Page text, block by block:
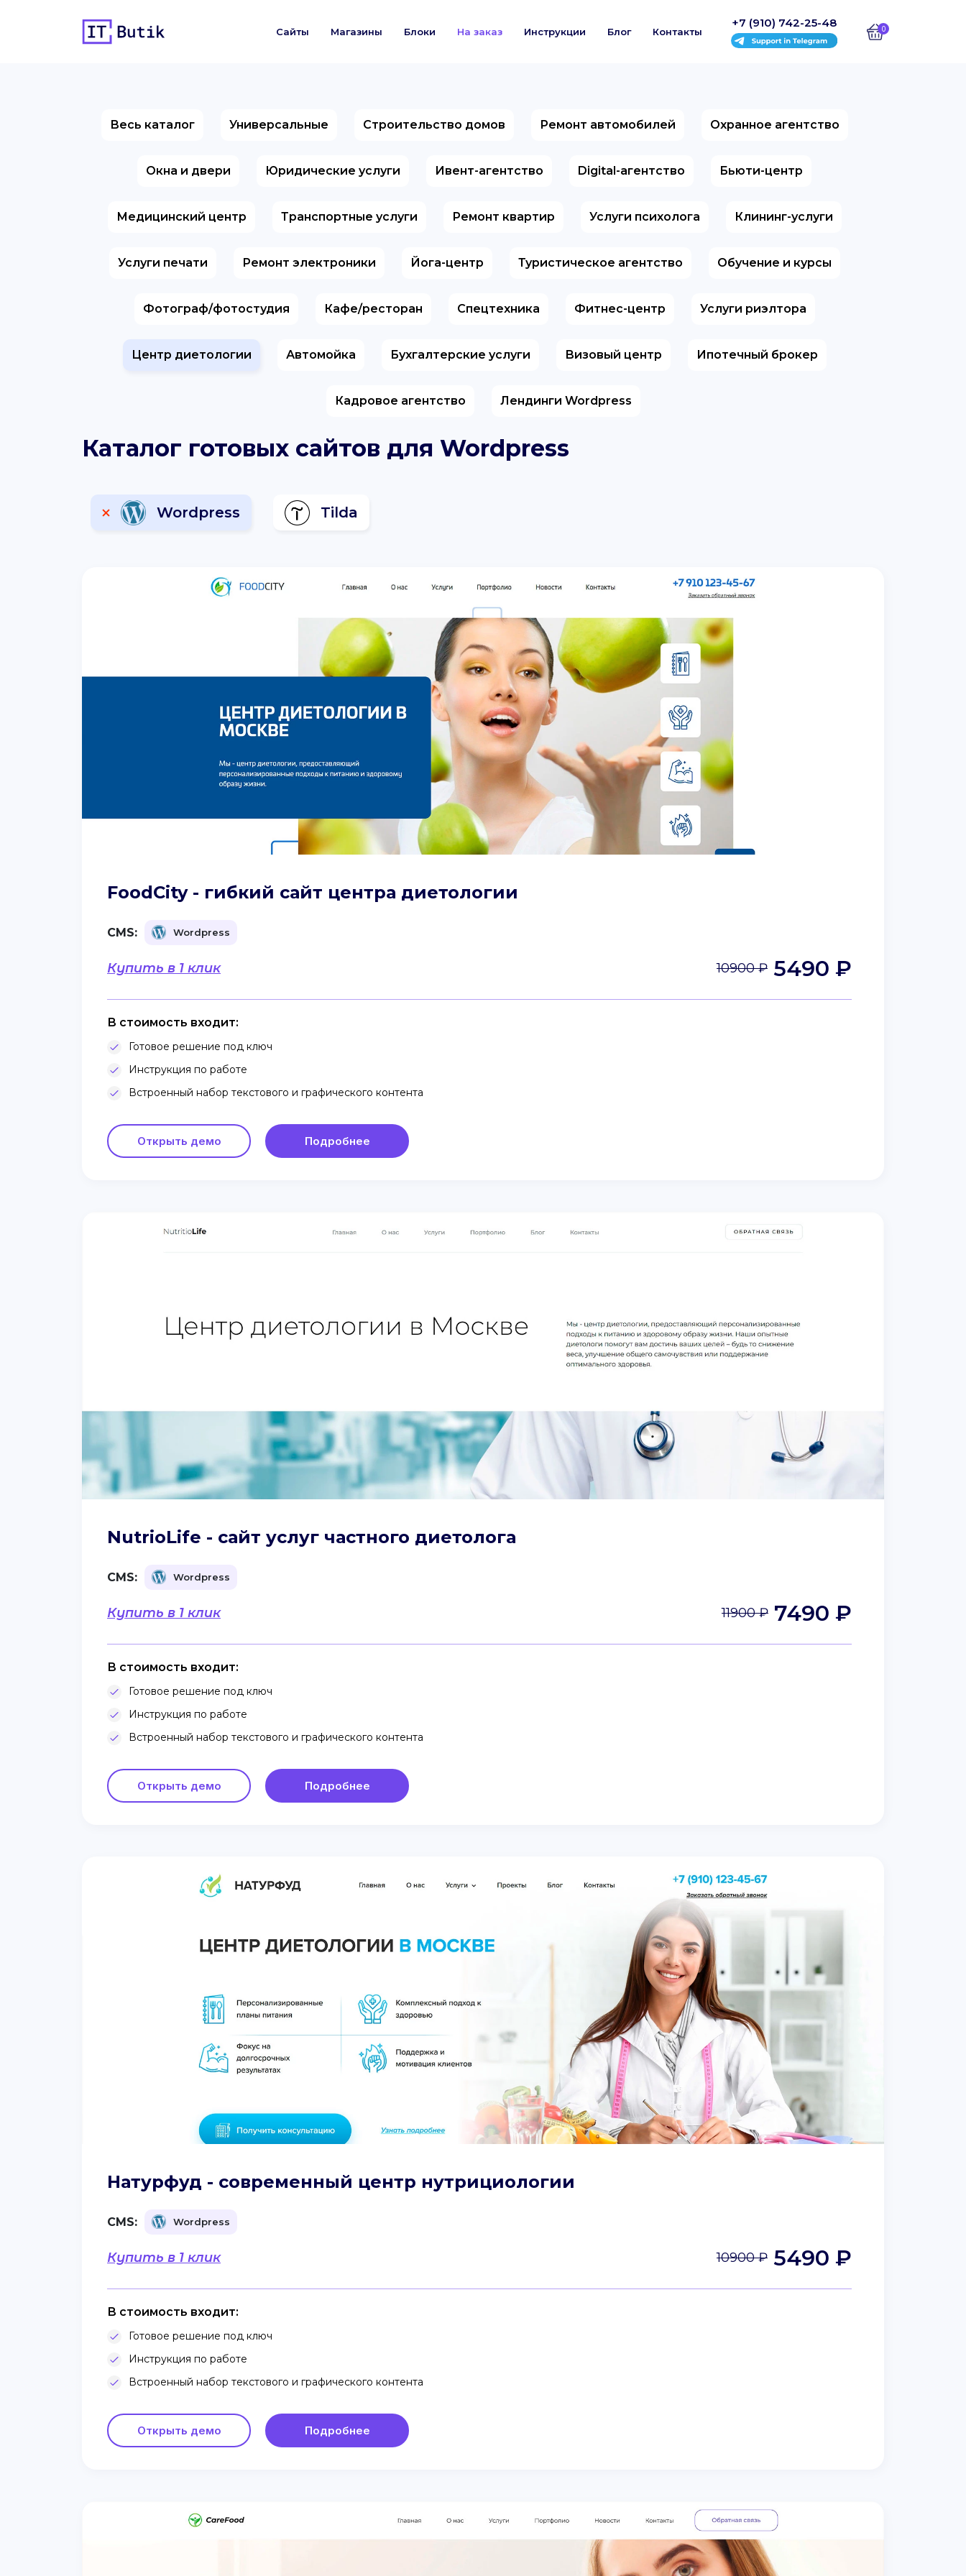
Сайты Магазины Блоки На заказ Инструкции Блог Контакты
+7 (910) 742-25-48 0
Весь каталог Универсальные Строительство домов Ремонт автомобилей Охранное агентство
Окна и двери Юридические услуги Ивент-агентство Digital-агентство Бьюти-центр
Медицинский центр Транспортные услуги Ремонт квартир Услуги психолога Клининг-услуги
Услуги печати Ремонт электроники Йога-центр Туристическое агентство Обучение и курсы
Фотограф/фотостудия Кафе/ресторан Спецтехника Фитнес-центр Услуги риэлтора
Центр диетологии Автомойка Бухгалтерские услуги Визовый центр Ипотечный брокер
Кадровое агентство Лендинги Wordpress
Каталог готовых сайтов для Wordpress
Wordpress Tilda
FoodCity - гибкий сайт центра диетологии
CMS: Wordpress
Купить в 1 клик 10900 ₽ 5490 ₽
В стоимость входит:
Готовое решение под ключ
Инструкция по работе
Встроенный набор текстового и графического контента
Открыть демо Подробнее
NutrioLife - сайт услуг частного диетолога
CMS: Wordpress
Купить в 1 клик 11900 ₽ 7490 ₽
В стоимость входит:
Готовое решение под ключ
Инструкция по работе
Встроенный набор текстового и графического контента
Открыть демо Подробнее
Натурфуд - современный центр нутрициологии
CMS: Wordpress
Купить в 1 клик 10900 ₽ 5490 ₽
В стоимость входит:
Готовое решение под ключ
Инструкция по работе
Встроенный набор текстового и графического контента
Открыть демо Подробнее